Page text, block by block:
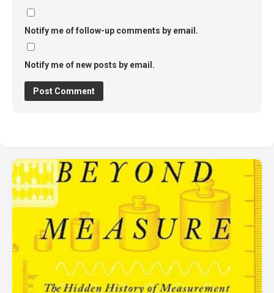
Notify me of follow-up comments by email.
Notify me of new posts by email.